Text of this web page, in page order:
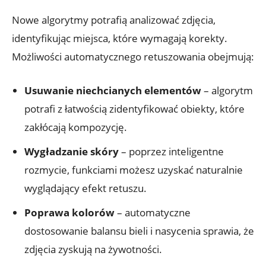
Nowe algorytmy potrafią analizować zdjęcia,
identyfikując miejsca, które wymagają korekty.
Możliwości automatycznego retuszowania obejmują:
Usuwanie niechcianych elementów– algorytm
potrafi z łatwością zidentyfikować obiekty, które
zakłócają kompozycję.
Wygładzanie skóry– poprzez inteligentne
rozmycie, funkciami możesz uzyskać naturalnie
wyglądający efekt retuszu.
Poprawa kolorów– automatyczne
dostosowanie balansu bieli i nasycenia sprawia, że
zdjęcia zyskują na żywotności.